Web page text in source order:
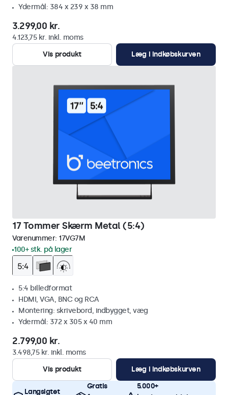
Ydermål: 384 x 239 x 38 mm
3.299,00 kr.
4.123,75 kr. inkl. moms
Vis produkt
Læg i indkøbskurven
17 Tommer Skærm Metal (5:4)
Varenummer: 17VG7M
100+ stk. på lager
5:4 billedformat
HDMI, VGA, BNC og RCA
Montering: skrivebord, indbygget, væg
Ydermål: 372 x 305 x 40 mm
2.799,00 kr.
3.498,75 kr. inkl. moms
Vis produkt
Læg i indkøbskurven
Langsigtet
Gratis
5.000+